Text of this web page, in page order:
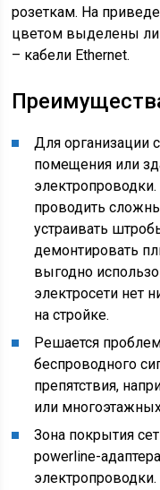
розеткам. На
цветом выделены
– кабели Ethernet.
Для организации
помещения или
проводить
устраивать
демонтировать
выгодно
электросети нет
на стройке.
Решается
беспроводного
препятствия,
или
Зона покрытия
powerline-